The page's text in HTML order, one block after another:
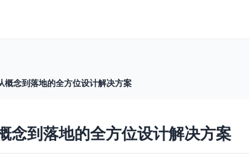
概念到落地的全方位设计解决方案
念到落地的全方位设计解决方案